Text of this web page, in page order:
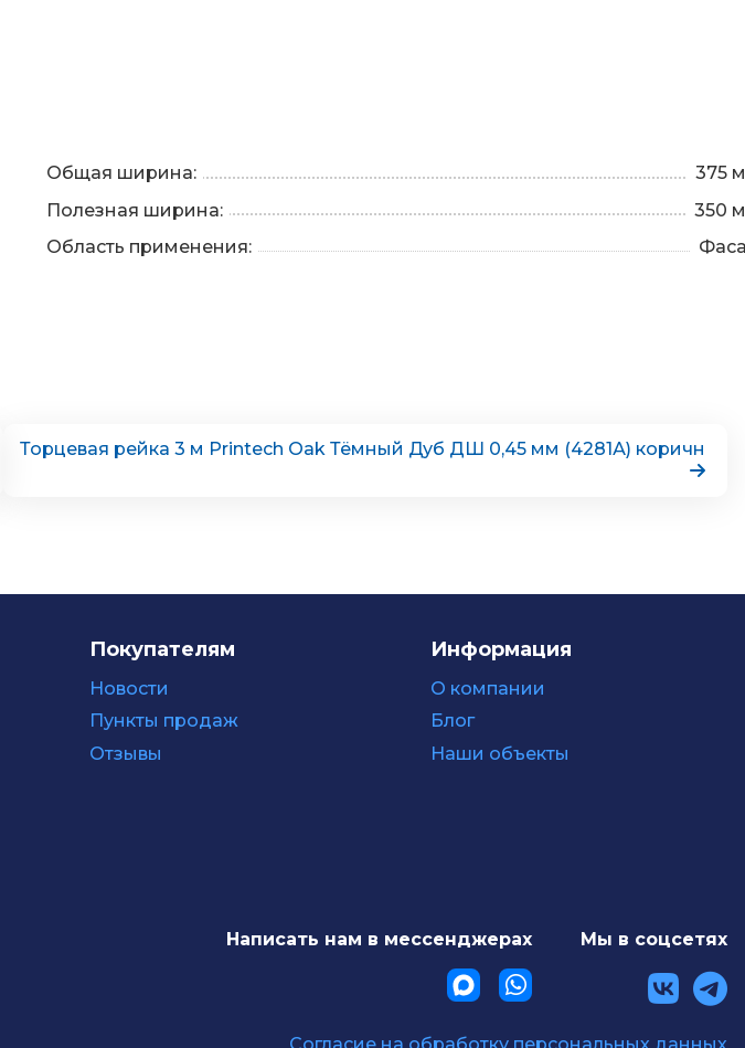
Общая ширина:
375
Полезная ширина:
350
Область применения:
Торцевая рейка 3 м Printech Oak Тёмный Дуб ДШ 0,45 мм (4281А) коричн
Покупателям
Новости
Пункты продаж
Отзывы
Информация
О компании
Блог
Наши объекты
Написать нам в мессенджерах Мы в соцсетях